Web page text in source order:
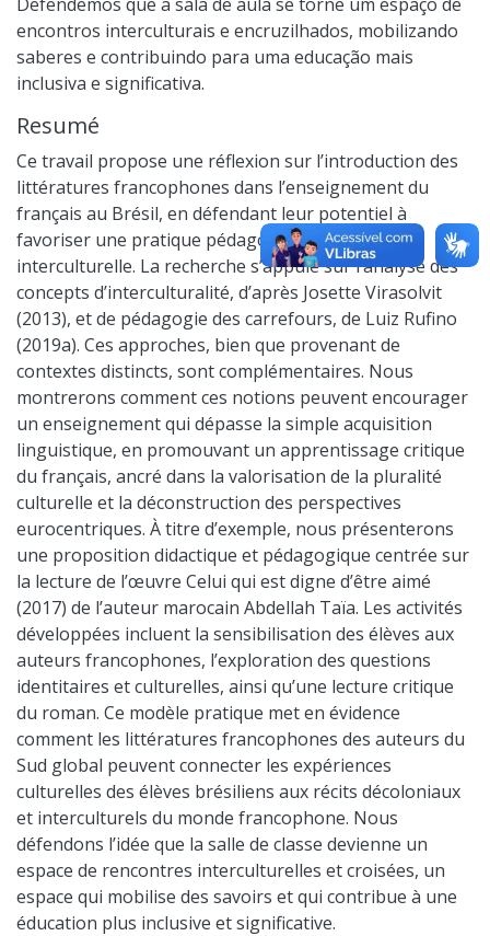
encontros interculturais e encruzilhados, mobilizando
saberes e contribuindo para uma educação mais
inclusiva e significativa.
Resumé
Ce travail propose une réflexion sur l’introduction des
littératures francophones dans l’enseignement du
français au Brésil, en défendant leur potentiel à
favoriser une pratique pédagogique croisée et
interculturelle. La recherche s’appuie sur l’analyse des
concepts d’interculturalité, d’après Josette Virasolvit
(2013), et de pédagogie des carrefours, de Luiz Rufino
(2019a). Ces approches, bien que provenant de
contextes distincts, sont complémentaires. Nous
montrerons comment ces notions peuvent encourager
un enseignement qui dépasse la simple acquisition
linguistique, en promouvant un apprentissage critique
du français, ancré dans la valorisation de la pluralité
culturelle et la déconstruction des perspectives
eurocentriques. À titre d’exemple, nous présenterons
une proposition didactique et pédagogique centrée sur
la lecture de l’œuvre Celui qui est digne d’être aimé
(2017) de l’auteur marocain Abdellah Taïa. Les activités
développées incluent la sensibilisation des élèves aux
auteurs francophones, l’exploration des questions
identitaires et culturelles, ainsi qu’une lecture critique
du roman. Ce modèle pratique met en évidence
comment les littératures francophones des auteurs du
Sud global peuvent connecter les expériences
culturelles des élèves brésiliens aux récits décoloniaux
et interculturels du monde francophone. Nous
défendons l’idée que la salle de classe devienne un
espace de rencontres interculturelles et croisées, un
espace qui mobilise des savoirs et qui contribue à une
éducation plus inclusive et significative.